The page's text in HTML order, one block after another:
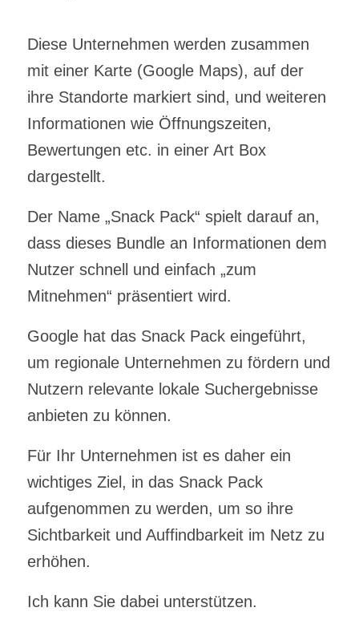
Diese Unternehmen werden zusammen
mit einer Karte (Google Maps), auf der
ihre Standorte markiert sind, und weiteren
Informationen wie Öffnungszeiten,
Bewertungen etc. in einer Art Box
dargestellt.
Der Name „Snack Pack“ spielt darauf an,
dass dieses Bundle an Informationen dem
Nutzer schnell und einfach „zum
Mitnehmen“ präsentiert wird.
Google hat das Snack Pack eingeführt,
um regionale Unternehmen zu fördern und
Nutzern relevante lokale Suchergebnisse
anbieten zu können.
Für Ihr Unternehmen ist es daher ein
wichtiges Ziel, in das Snack Pack
aufgenommen zu werden, um so ihre
Sichtbarkeit und Auffindbarkeit im Netz zu
erhöhen.
Ich kann Sie dabei unterstützen.